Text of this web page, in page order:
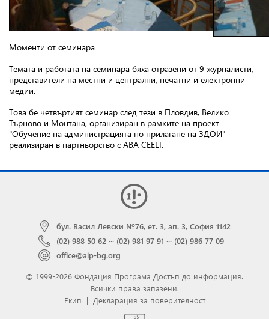
Моменти от семинара
Темата и работата на семинара бяха отразени от 9 журналисти,
представители на местни и централни, печатни и електронни
медии.
Това бе четвъртият семинар след тези в Пловдив, Велико
Търново и Монтана, организиран в рамките на проект
"Обучение на администрацията по прилагане на ЗДОИ"
реализиран в партньорство с ABA CEELI.
бул. Васил Левски №76, ет. 3, ап. 3, София 1142
(02) 988 50 62 ··· (02) 981 97 91 ··· (02) 986 77 09
office@aip-bg.org
© 1999-2026 Фондация Програма Достъп до информация.
Всички права запазени.
Екип | Декларация за поверителност